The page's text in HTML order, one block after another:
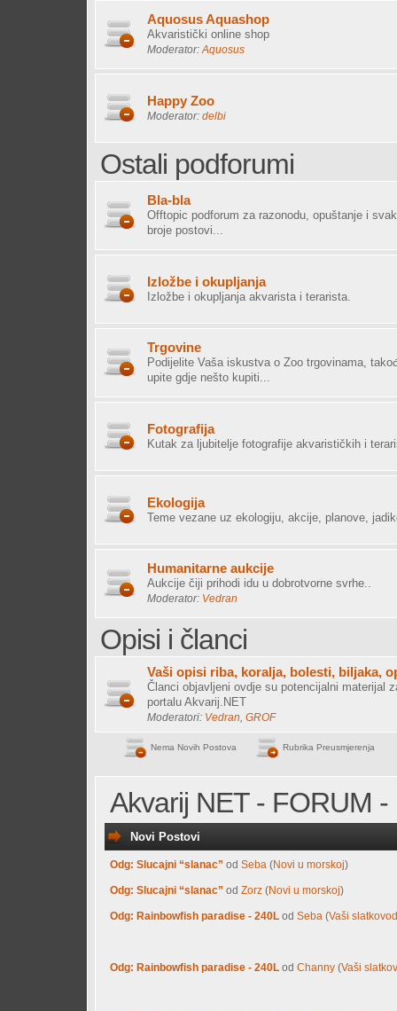
Aquosus Aquashop
Akvaristički online shop
Moderator: Aquosus
Happy Zoo
Moderator: delbi
Ostali podforumi
Bla-bla
Offtopic podforum za razonodu, opuštanje i
broje postovi...
Izložbe i okupljanja
Izložbe i okupljanja akvarista i terarista.
Trgovine
Podijelite Vaša iskustva o Zoo trgovinama,
upite gdje nešto kupiti...
Fotografija
Kutak za ljubitelje fotografije akvarističkih i
Ekologija
Teme vezane uz ekologiju, akcije, planove,
Humanitarne aukcije
Aukcije čiji prihodi idu u dobrotvorne svrhe..
Moderator: Vedran
Opisi i članci
Vaši opisi riba, koralja, bolesti, biljaka,
Članci objavljeni ovdje su potencijalni materijal
portalu Akvarij.NET
Moderatori: Vedran GROF
Nema Novih Postova Rubrika Preusmjerenja
Akvarij NET - FORUM
Novi Postovi
Odg: Slucajni “slanac” od Seba (Novi u morskoj)
Odg: Slucajni “slanac” od Zorz (Novi u morskoj)
Odg: Rainbowfish paradise - 240L od Seba (Vaši
Odg: Rainbowfish paradise - 240L od Channy (Vaši